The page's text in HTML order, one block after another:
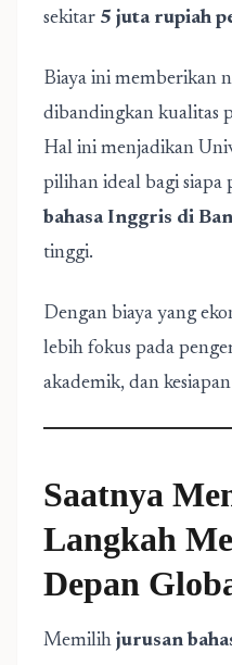
sekitar 5 juta rupiah
Biaya ini memberikan
dibandingkan kualitas
Hal ini menjadikan
pilihan ideal bagi siapa
bahasa Inggris di
tinggi.
Dengan biaya yang
lebih fokus pada
akademik, dan
Saatnya
Langkah
Depan
Memilih jurusan